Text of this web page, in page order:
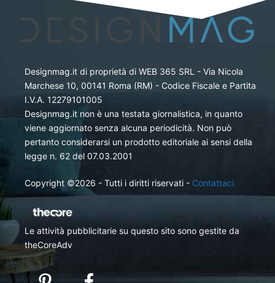
Designmag.it di proprietà di WEB 365 SRL - Via Nicola
Marchese 10, 00141 Roma (RM) - Codice Fiscale e Partita
I.V.A. 12279101005
Designmag.it non è una testata giornalistica, in quanto
viene aggiornato senza alcuna periodicità. Non può
pertanto considerarsi un prodotto editoriale ai sensi della
legge n. 62 del 07.03.2001
Copyright ©2026 - Tutti i diritti riservati - Contattaci
Le attività pubblicitarie su questo sito sono gestite da
theCoreAdv